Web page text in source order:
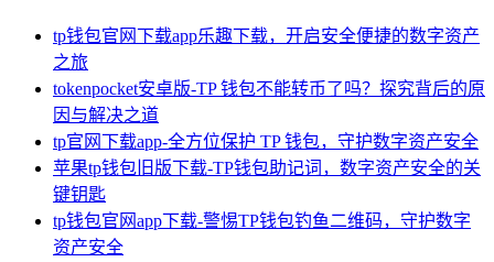
tp钱包官网下载app乐趣下载，开启安全便捷的数字资产
之旅
tokenpocket安卓版-TP 钱包不能转币了吗？探究背后的原
因与解决之道
tp官网下载app-全方位保护 TP 钱包，守护数字资产安全
苹果tp钱包旧版下载-TP钱包助记词，数字资产安全的关
键钥匙
tp钱包官网app下载-警惕TP钱包钓鱼二维码，守护数字
资产安全